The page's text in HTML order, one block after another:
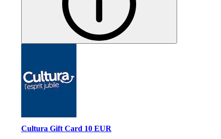
Cultura Gift Card 10 EUR